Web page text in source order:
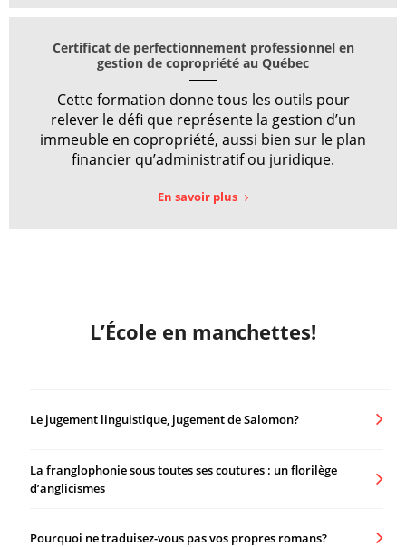
Certificat de perfectionnement professionnel en
gestion de copropriété au Québec
Cette formation donne tous les outils pour
relever le défi que représente la gestion d’un
immeuble en copropriété, aussi bien sur le plan
financier qu’administratif ou juridique.
En savoir plus
L’École en manchettes!
Le jugement linguistique, jugement de Salomon?
La franglophonie sous toutes ses coutures : un florilège
d’anglicismes
Pourquoi ne traduisez-vous pas vos propres romans?